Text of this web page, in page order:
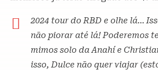
2024 tour do RBD e olhe lá…
não piorar até lá! Poderemos
mimos solo da Anahí e
isso, Dulce não quer viajar